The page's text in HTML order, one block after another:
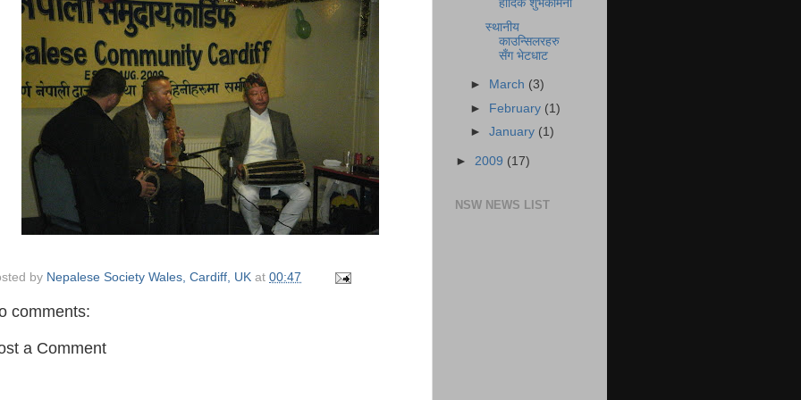
by Nepalese Society Wales, Cardiff, UK at 00:47
comments:
a Comment
हार्दिक शुभकामना
स्थानीय
काउन्सिलरहरु
सँग भेटधाट
► March (3)
► February (1)
►January (1)
► 2009 (17)
NSW NEWS LIST